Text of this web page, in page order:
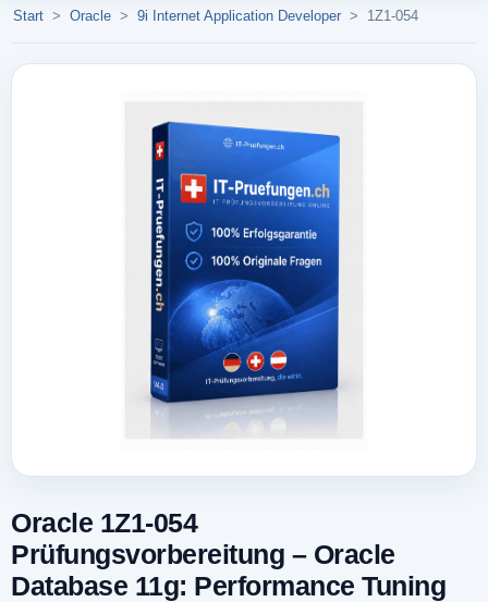
Start > Oracle > 9i Internet Application Developer > 1Z1-054
Oracle 1Z1-054
Prüfungsvorbereitung – Oracle
Database 11g: Performance Tuning